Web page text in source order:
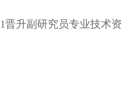
升副研究员专业技术资